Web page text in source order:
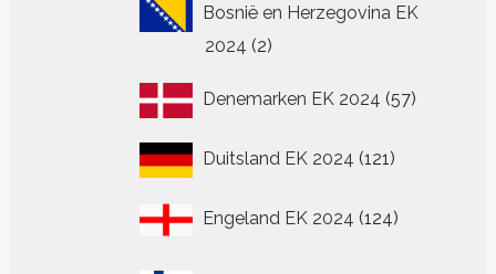
Bosnië en Herzegovina EK
2024 22
Denemarken EK 2024 5757
Duitsland EK 2024 121121
Engeland EK 2024 124124